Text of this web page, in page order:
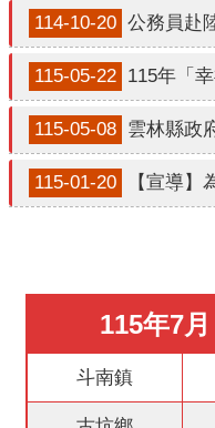
息
公
開
資
訊
主
114-10-20 公務員赴
115-05-22 115年「
115-05-08 雲林縣政府雲
115-01-20 【宣導】為
115年7
斗南鎮